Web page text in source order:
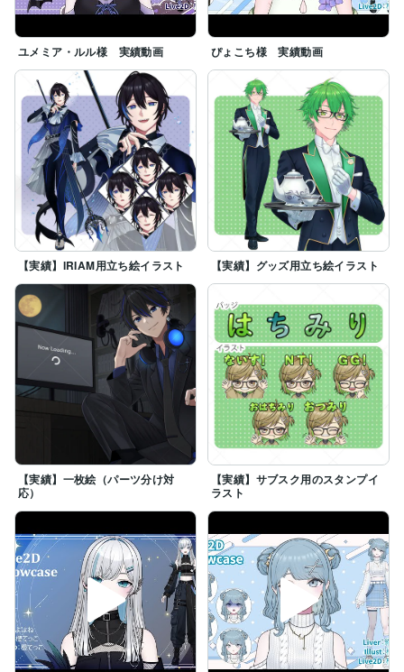
ユメミア・ルル様 実績動画 ぴょこち様 実績動画
【実績】IRIAM用立ち絵イラスト 【実績】グッズ用立ち絵イラスト
【実績】一枚絵（パーツ分け対
応）
【実績】サブスク用のスタンプイ
ラスト